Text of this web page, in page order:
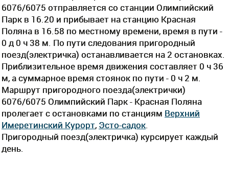
6076/6075 отправляется со станции Олимпийский
Парк в 16.20 и прибывает на станцию Красная
Поляна в 16.58 по местному времени, время в пути -
0 д 0 ч 38 м. По пути следования пригородный
поезд(электричка) останавливается на 2 остановках.
Приблизительное время движения составляет 0 ч 36
м, а суммарное время стоянок по пути - 0 ч 2 м.
Маршрут пригородного поезда(электрички)
6076/6075 Олимпийский Парк - Красная Поляна
пролегает c остановками по станциям Верхний
Имеретинский Курорт, Эсто-садок
Пригородный поезд(электричка) курсирует каждый
день.